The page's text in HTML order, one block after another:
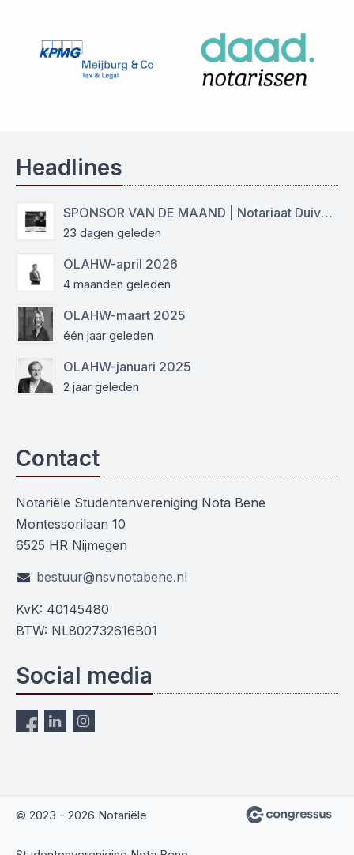
Headlines
SPONSOR VAN DE MAAND | Notariaat Duiven Westervoort
23 dagen geleden
OLAHW-april 2026
4 maanden geleden
OLAHW-maart 2025
één jaar geleden
OLAHW-januari 2025
2 jaar geleden
Contact
Notariële Studentenvereniging Nota Bene
Montessorilaan 10
6525 HR Nijmegen
bestuur@nsvnotabene.nl
KvK: 40145480
BTW: NL802732616B01
Social media
© 2023 - 2026 Notariële